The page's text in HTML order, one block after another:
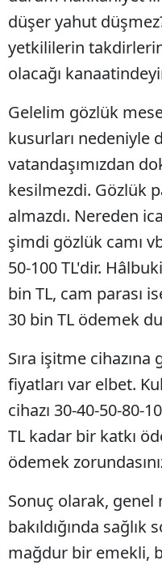
düşer yahut
yetkililerin
olacağı
Gelelim gözlük
kusurları nedeniyle
vatandaşımızdan
kesilmezdi. Gözlük
almazdı. Nereden
şimdi gözlük camı
50-100 TL'dir.
bin TL, cam parası
30 bin TL ödemek
Sıra işitme
fiyatları var elbet.
cihazı 30-40-50-80-
TL kadar bir katkı
ödemek
Sonuç olarak,
bakıldığında
mağdur bir emekli,